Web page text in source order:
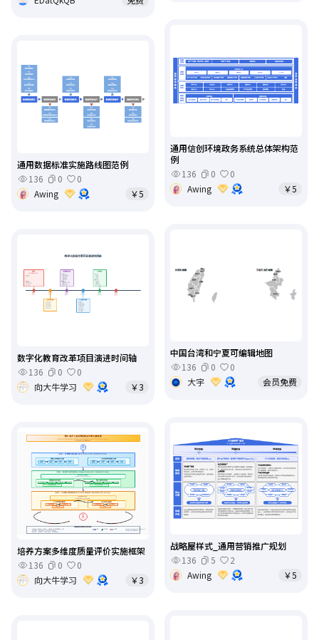
通用信创环境政务系统总体架构范
例
136
0
0
Awing
￥5
通用数据标准实施路线图范例
136
0
0
Awing
￥5
中国台湾和宁夏可编辑地图
136
0
0
大宇
会员免费
数字化教育改革项目演进时间轴
136
0
0
向大牛学习
￥3
战略屋样式_通用营销推广规划
136
5
2
Awing
￥5
培养方案多维度质量评价实施框架
136
0
0
向大牛学习
￥3